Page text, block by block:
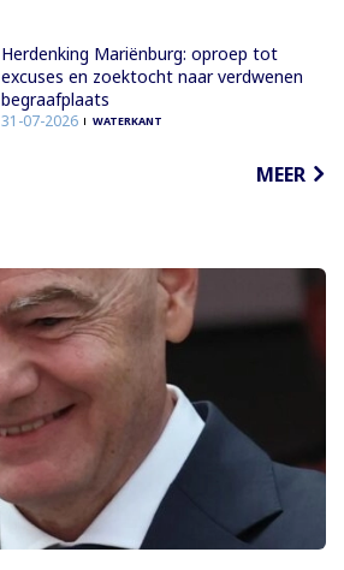
Herdenking Mariënburg: oproep tot
excuses en zoektocht naar verdwenen
begraafplaats
31-07-2026 WATERKANT
MEER